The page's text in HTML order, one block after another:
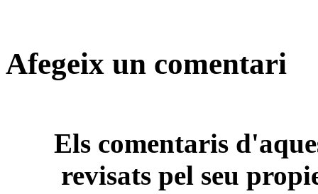
Afegeix un comentari
Els comentaris
revisats pel seu